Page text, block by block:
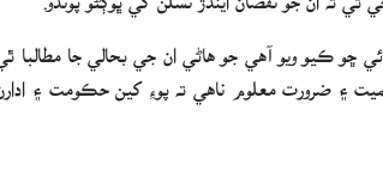
ڇو ڪيو ويو آهي جو هاڻي ان جي بحالي جا مطالبا ٿي
۽ ضرورت معلوم ناهي ته پوءِ کين حڪومت ۽ ادارن